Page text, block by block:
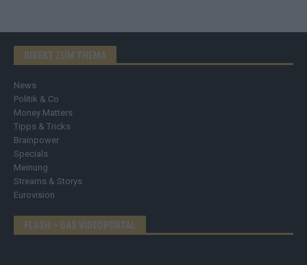
DIREKT ZUM THEMA
News
Politik & Co
Money Matters
Tipps & Tricks
Brainpower
Specials
Meinung
Streams & Storys
Eurovision
FLASH – DAS VIDEOPORTAL